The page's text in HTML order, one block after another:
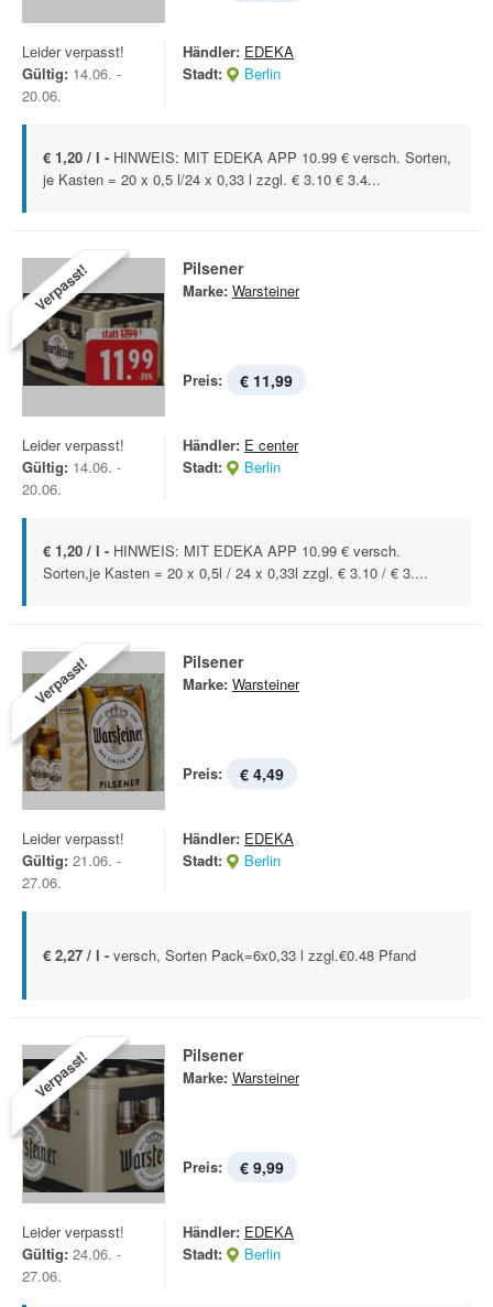
Leider verpasst!
Gültig: 14.06. -
20.06.
Händler: EDEKA
Stadt:
Berlin
€ 1,20 / l - HINWEIS: MIT EDEKA APP 10.99 € versch. Sorten,
je Kasten = 20 x 0,5 l/24 x 0,33 l zzgl. € 3.10 € 3.4...
Verpasst! Pilsener
Marke: Warsteiner
Preis: € 11,99
Leider verpasst!
Gültig: 14.06. -
20.06.
Händler: E center
Stadt:
Berlin
€ 1,20 / l - HINWEIS: MIT EDEKA APP 10.99 € versch.
Sorten,je Kasten = 20 x 0,5l / 24 x 0,33l zzgl. € 3.10 / € 3....
Verpasst! Pilsener
Marke: Warsteiner
Preis: € 4,49
Leider verpasst!
Gültig: 21.06. -
27.06.
Händler: EDEKA
Stadt:
Berlin
€ 2,27 / l - versch, Sorten Pack=6x0,33 l zzgl.€0.48 Pfand
Verpasst! Pilsener
Marke: Warsteiner
Preis: € 9,99
Leider verpasst!
Gültig: 24.06. -
27.06.
Händler: EDEKA
Stadt:
Berlin